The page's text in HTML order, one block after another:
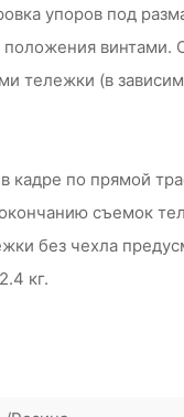
упоров под
положения
тележки (в
кадре по прямой
съемок
без чехла
кг.